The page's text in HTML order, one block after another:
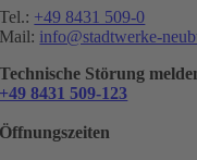
Tel.: +49 8431 509-0
Mail: info@stadtwerke-
Technische Störung
+49 8431 509-123
Öffnungszeiten